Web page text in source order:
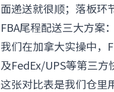
面递送就很顺；落板环
FBA尾程配送三大方案
我们在加拿大实操中，
及FedEx/UPS等第三
这张对比表是我们仓里